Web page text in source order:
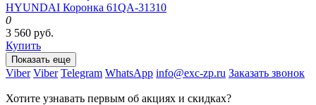
HYUNDAI Коронка 61QA-31310
0
3 560 руб.
Купить
Показать еще
Viber Viber Telegram WhatsApp info@exc-zp.ru Заказать звонок
Хотите узнавать первым об акциях и скидках?